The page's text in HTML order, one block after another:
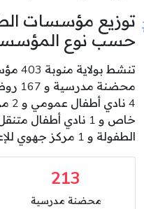
توزيع مؤسسات
حسب نوع
الطفولة و 1 مركز جهوي للإعلامية الموجهة للطفل .
213
محضنة مدرسية